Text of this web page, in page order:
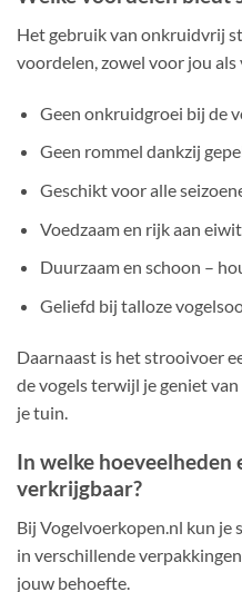
Het gebruik van onkruidvrij
voordelen, zowel voor jou
Geen onkruidgroei bij de
Geen rommel dankzij
Geschikt voor alle
Voedzaam en rijk aan
Duurzaam en schoon –
Geliefd bij talloze
Daarnaast is het strooivoer
de vogels terwijl je geniet
je tuin.
In welke hoeveelheden
verkrijgbaar?
Bij Vogelvoerkopen.nl kun
in verschillende
jouw behoefte.